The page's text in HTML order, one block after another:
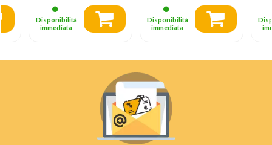
Disponibilità
immediata
Disponibilità
immediata